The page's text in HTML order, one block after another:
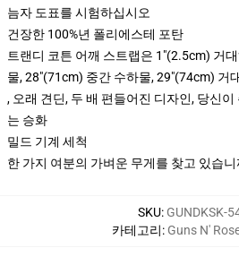
늠자 도표를 시험하십시오
건장한 100%년 폴리에스테 포탄
트랜디 코튼 어깨 스트랩은 1"(2.5cm) 거
물, 28"(71cm) 중간 수하물, 29"(74cm) 거
, 오래 견딘, 두 배 편들어진 디자인, 당신
는 승화
밀드 기계 세척
한 가지 여분의 가벼운 무게를 찾고 있습
SKU: GUNDKSK-
카테고리: Guns N'